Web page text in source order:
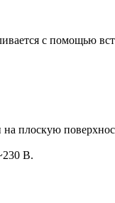
с помощью
B.